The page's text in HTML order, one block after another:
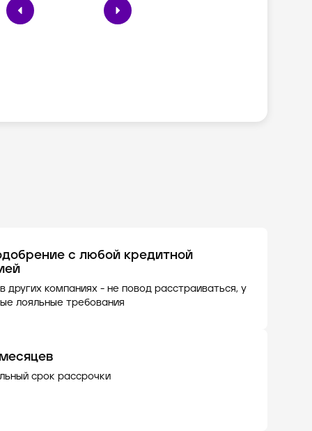
с любой кредитной
других компаниях - не повод расстраиваться, у
лояльные требования
срок рассрочки